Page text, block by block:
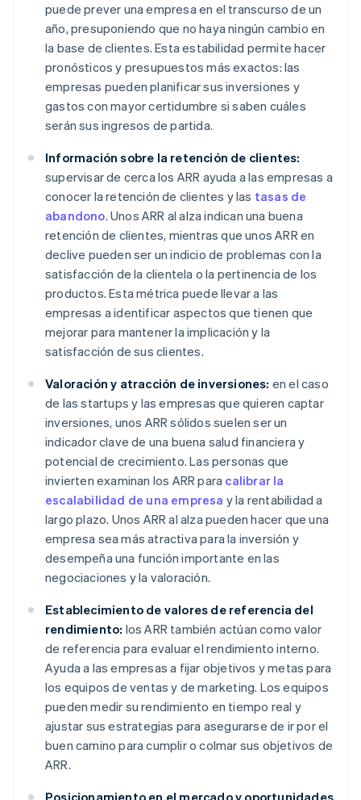
puede prever una empresa en el transcurso de un
año, presuponiendo que no haya ningún cambio en
la base de clientes. Esta estabilidad permite hacer
pronósticos y presupuestos más exactos: las
empresas pueden planificar sus inversiones y
gastos con mayor certidumbre si saben cuáles
serán sus ingresos de partida.
Información sobre la retención de clientes:
supervisar de cerca los ARR ayuda a las empresas a
conocer la retención de clientes y las tasas de
abandono. Unos ARR al alza indican una buena
retención de clientes, mientras que unos ARR en
declive pueden ser un indicio de problemas con la
satisfacción de la clientela o la pertinencia de los
productos. Esta métrica puede llevar a las
empresas a identificar aspectos que tienen que
mejorar para mantener la implicación y la
satisfacción de sus clientes.
Valoración y atracción de inversiones: en el caso
de lasstartups y las empresas que quieren captar
inversiones, unos ARR sólidos suelen ser un
indicador clave de una buena salud financiera y
potencial de crecimiento. Las personas que
invierten examinan los ARR para calibrar la
escalabilidad de una empresa y la rentabilidad a
largo plazo. Unos ARR al alza pueden hacer que una
empresa sea más atractiva para la inversión y
desempeña una función importante en las
negociaciones y la valoración.
Establecimiento de valores de referencia del
rendimiento: los ARR también actúan como valor
de referencia para evaluar el rendimiento interno.
Ayuda a las empresas a fijar objetivos y metas para
los equipos de ventas y de marketing. Los equipos
pueden medir su rendimiento en tiempo real y
ajustar sus estrategias para asegurarse de ir por el
buen camino para cumplir o colmar sus objetivos de
ARR.